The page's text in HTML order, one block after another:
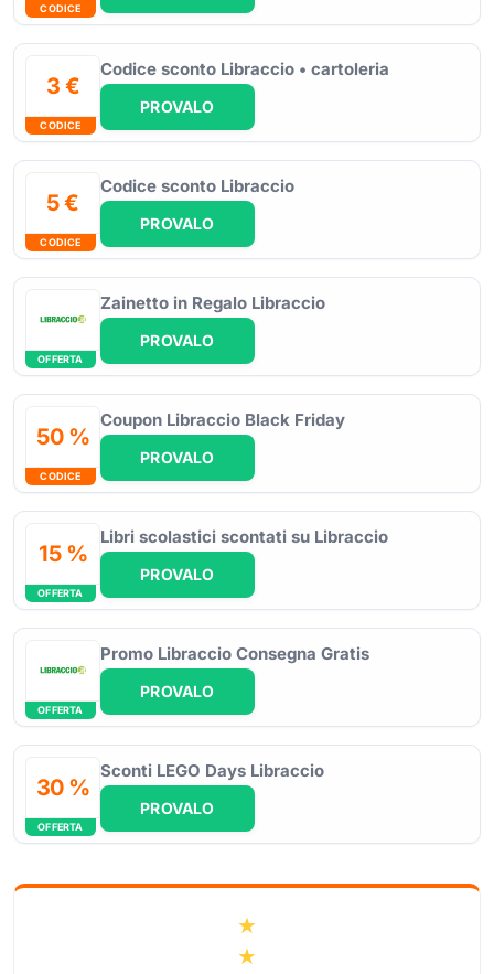
CODICE
3 €
CODICE
Codice sconto Libraccio • cartoleria
PROVALO
5 €
CODICE
Codice sconto Libraccio
PROVALO
OFFERTA
Zainetto in Regalo Libraccio
PROVALO
50 %
CODICE
Coupon Libraccio Black Friday
PROVALO
15 %
OFFERTA
Libri scolastici scontati su Libraccio
PROVALO
OFFERTA
Promo Libraccio Consegna Gratis
PROVALO
30 %
OFFERTA
Sconti LEGO Days Libraccio
PROVALO